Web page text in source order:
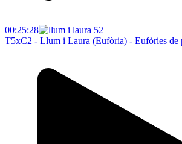
00:25:28
T5xC2 - Llum i Laura (Eufòria) - Eufòries de